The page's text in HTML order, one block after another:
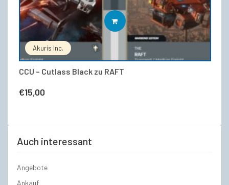
Akuris Inc.
CCU – Cutlass Black zu RAFT
€15,00
WEITERLESEN
Auch interessant
Angebote
Ankauf